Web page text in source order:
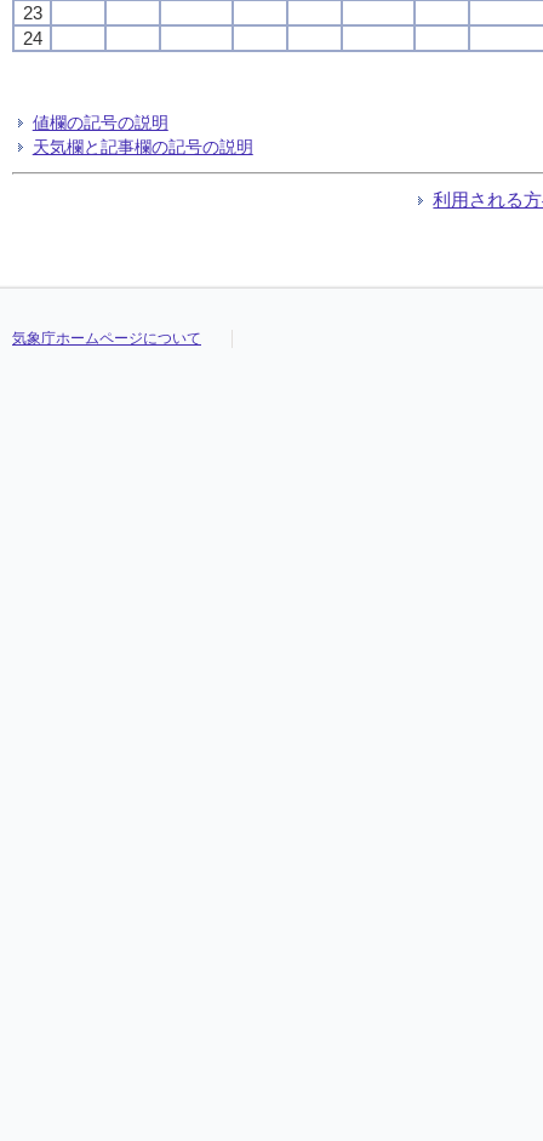
23
24
値欄の記号の説明
天気欄と記事欄の記号の説明
利用される
気象庁ホームページについて